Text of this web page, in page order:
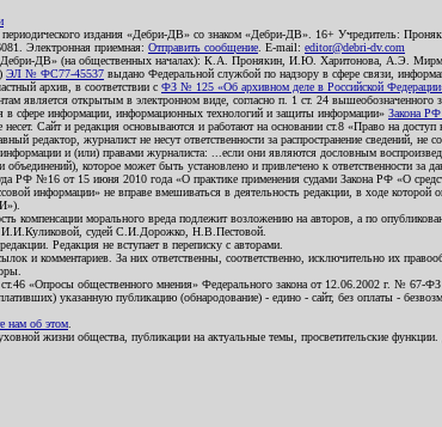
периодического издания «Дебри-ДВ» со знаком «Дебри-ДВ». 16+ Учредитель:
Электронная приемная: Отправить сообщение . E-mail: editor@debri-dv.com
«Дебри-ДВ» (на общественных началах): К.А. Пронякин, И.Ю.
ЭЛ № ФС77-45537 выдано Федеральной службой по надзору в сфере связи,
архив, в соответствии с ФЗ № 125 «Об архивном деле в Российской
является открытым в электронном виде, согласно п. 1 ст. 24 вышеобозначенного
в сфере информации, информационных технологий и защиты информации» Закона
несет. Сайт и редакция основываются и работают на основании ст.8 «Право на
редактор, журналист не несут ответственности за распространение сведений,
и (или) правами журналиста: ...если они являются дословным
которое может быть установлено и привлечено к ответственности за
РФ №16 от 15 июня 2010 года «О практике применения судами Закона РФ «О
информации» не вправе вмешиваться в деятельность редакции, в ходе которой
компенсации морального вреда подлежит возложению на авторов, а по
И.И.Куликовой, судей С.И.Дорожко, Н.В.Пестовой.
Редакция не вступает в переписку с авторами.
и комментариев. За них ответственны, соответственно, исключительно их
«Опросы общественного мнения» Федерального закона от 12.06.2002 г. № 67-
указанную публикацию (обнародование) - едино - сайт, без оплаты -
нам об этом
жизни общества, публикации на актуальные темы, просветительские